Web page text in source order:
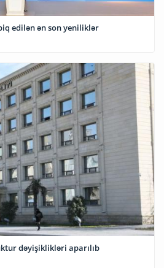
tətbiq edilən ən son yeniliklər
dəyişiklikləri aparılıb